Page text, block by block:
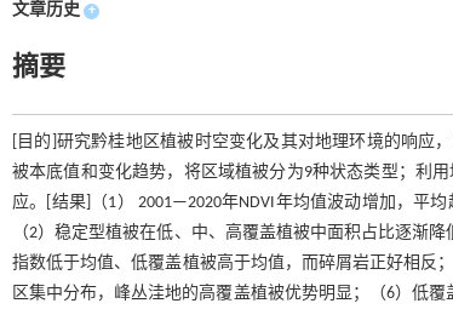
文章历史 +
摘要
[目的]研究黔桂地区植被时空变化及其对地理环境的响应
被本底值和变化趋势，将区域植被分为9种状态类型；利
应。[结果]（1） 2001—2020年NDVI年均值波动增加，平均
（2）稳定型植被在低、中、高覆盖植被中面积占比逐渐
指数低于均值、低覆盖植被高于均值，而碎屑岩正好相反
区集中分布，峰丛洼地的高覆盖植被优势明显；（6）低